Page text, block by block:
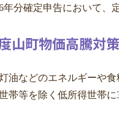
年分確定申告において、
山町物価高騰対
油などのエネルギーや
帯等を除く低所得世帯に